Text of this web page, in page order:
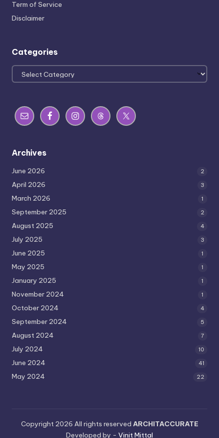
Term of Service
Disclaimer
Categories
Categories
Archives
June 2026 2
April 2026 3
March 2026 1
September 2025 2
August 2025 4
July 2025 3
June 2025 1
May 2025 1
January 2025 1
November 2024 1
October 2024 4
September 2024 5
August 2024 7
July 2024 10
June 2024 41
May 2024 22
Copyright 2026 All rights reserved ARCHITACCURATE
Developed by - Vinit Mittal